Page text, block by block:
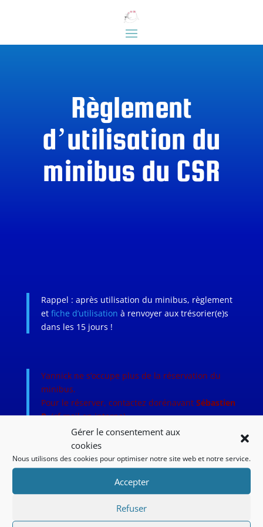
Gérer le consentement aux
cookies
Nous utilisons des cookies pour optimiser notre site web et notre service.
Accepter
Refuser
Règlement
d’utilisation du
minibus du CSR
Rappel : après utilisation du minibus, règlement
et fiche d’utilisation à renvoyer aux trésorier(e)s
dans les 15 jours !
Yannick ne s’occupe plus de la réservation du
minibus.
Pour le réserver, contactez dorénavant Sébastien
P.(cf mail en interne)